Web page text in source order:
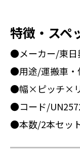
特徴・スペ
●メーカー/東日
●用途/運搬車・
●幅×ピッチ×
●コード/
●本数/2本セッ